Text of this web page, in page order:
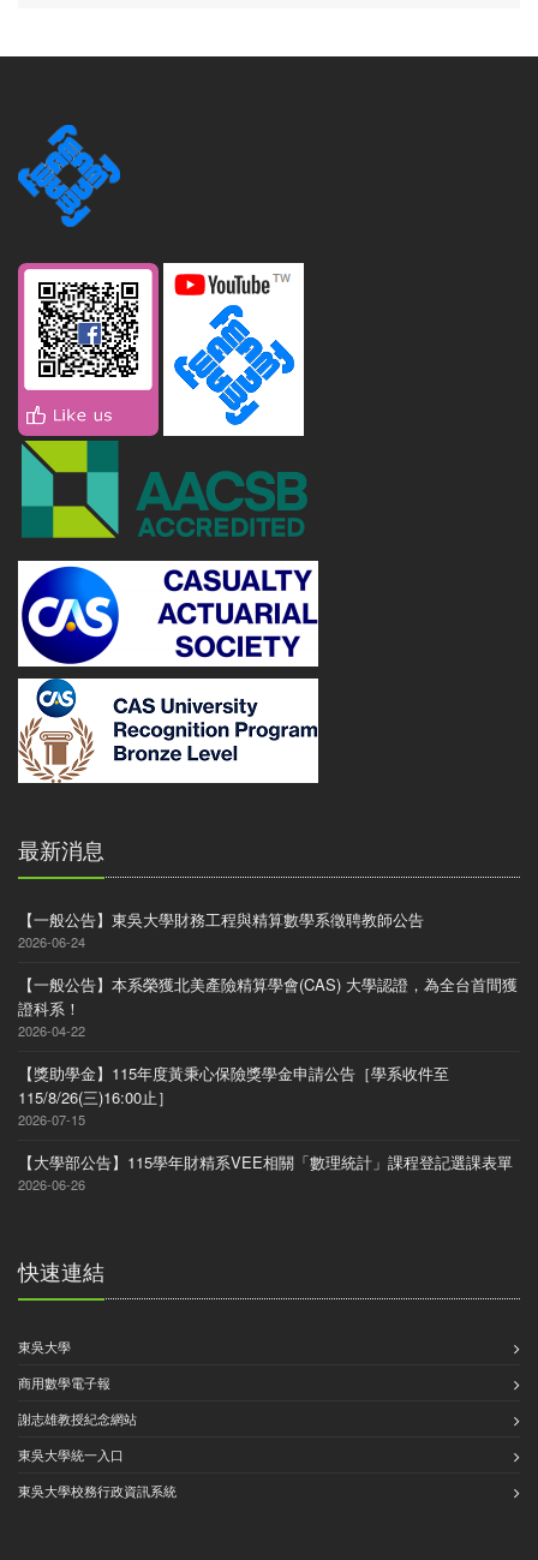
最新消息
【一般公告】東吳大學財務工程與精算數學系徵聘教師公告
2026-06-24
【一般公告】本系榮獲北美產險精算學會(CAS) 大學認證，為全台首間獲
證科系！
2026-04-22
【獎助學金】115年度黃秉心保險獎學金申請公告［學系收件至
115/8/26(三)16:00止］
2026-07-15
【大學部公告】115學年財精系VEE相關「數理統計」課程登記選課表單
2026-06-26
快速連結
東吳大學
商用數學電子報
謝志雄教授紀念網站
東吳大學統一入口
東吳大學校務行政資訊系統